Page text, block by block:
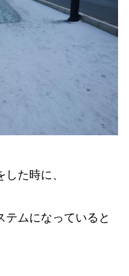
た時に、
テムになっていると